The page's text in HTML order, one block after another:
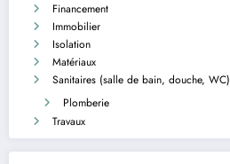
Financement
Immobilier
Isolation
Matériaux
Sanitaires (salle de bain, douche, WC)
Plomberie
Travaux